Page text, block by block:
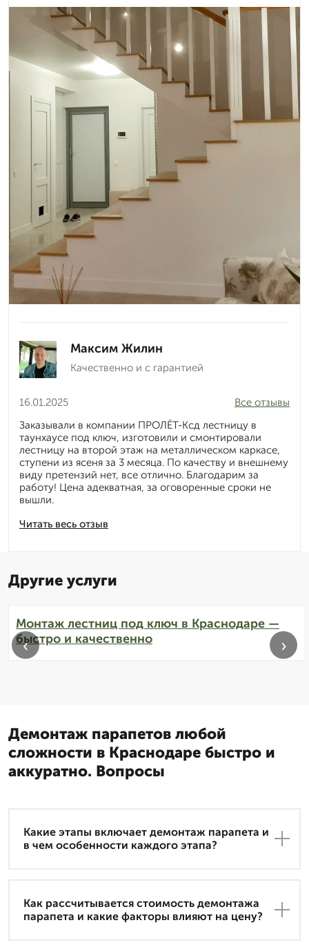
Максим Жилин
Качественно и с гарантией
16.01.2025
Читать весь отзыв
Все отзывы
Заказывали в компании ПРОЛЁТ-Ксд лестницу в
таунхаусе под ключ, изготовили и смонтировали
лестницу на второй этаж на металлическом каркасе,
ступени из ясеня за 3 месяца. По качеству и внешнему
виду претензий нет, все отлично. Благодарим за
работу! Цена адекватная, за оговоренные сроки не
вышли.
Другие услуги
Монтаж лестниц под ключ в Краснодаре —
быстро и качественно
‹ ›
Демонтаж парапетов любой
сложности в Краснодаре быстро и
аккуратно. Вопросы
Какие этапы включает демонтаж парапета и
в чем особенности каждого этапа?
Как рассчитывается стоимость демонтажа
парапета и какие факторы влияют на цену?